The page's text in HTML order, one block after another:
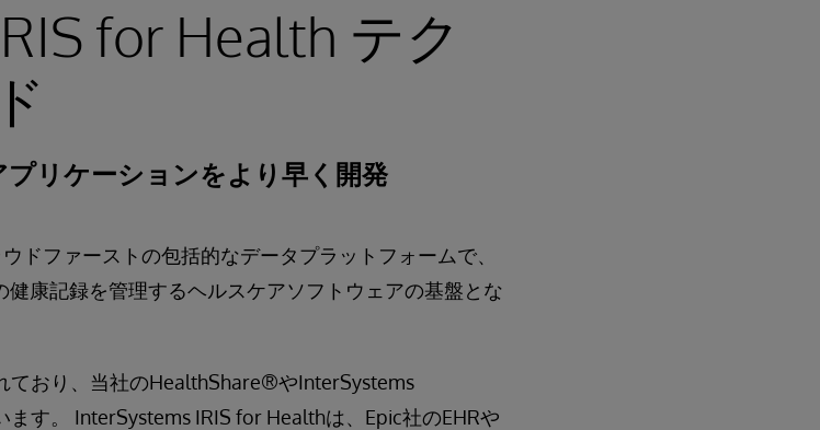
for Health テク
リケーションをより早く開発
ドファーストの包括的なデータプラットフォームで、
康記録を管理するヘルスケアソフトウェアの基盤とな
ており、当社のHealthShare®やInterSystems
す。 InterSystems IRIS for Healthは、Epic社のEHRや